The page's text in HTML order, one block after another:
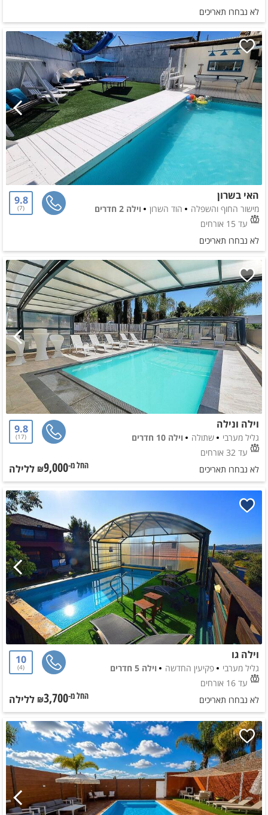
לא נבחרו תאריכים
האי בשרון
מישור החוף והשפלה הוד השרון
וילה 2 חדרים
עד 15 אורחים
9.8
7
לא נבחרו תאריכים
וילה ונילה
גליל מערבי שתולה
וילה 10 חדרים
עד 32 אורחים
9.8
17
לא נבחרו תאריכים החל מ-₪9,000 ללילה
וילה גו
גליל מערבי פקיעין החדשה
וילה 5 חדרים
עד 16 אורחים
10
4
לא נבחרו תאריכים החל מ-₪3,700 ללילה